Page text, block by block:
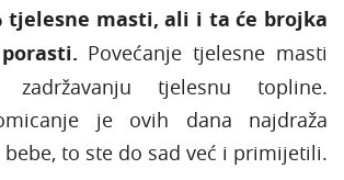
tjelesne masti, ali i ta će brojka
Povećanje tjelesne masti
tjelesnu topline.
je ovih dana najdraža
bebe, to ste do sad već i primijetili.